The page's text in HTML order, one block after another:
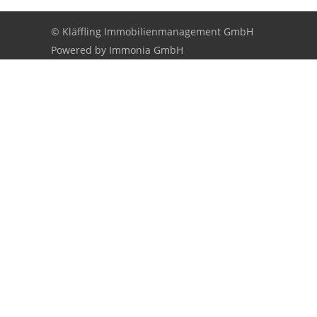
© Kläffling Immobilienmanagement GmbH
Powered by Immonia GmbH